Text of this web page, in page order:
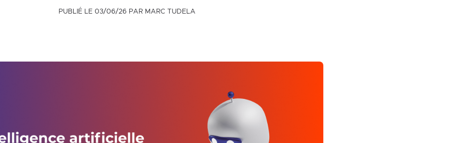
PUBLIÉ LE 03/06/26 PAR MARC TUDELA